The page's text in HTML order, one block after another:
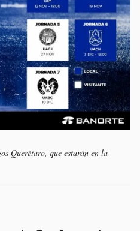
Querétaro, que estarán en la